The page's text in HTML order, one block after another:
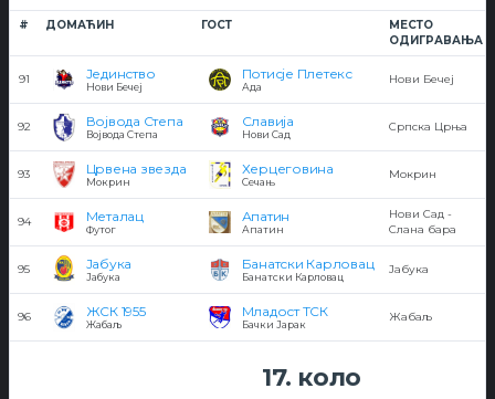
# ДОМАЋИН ГОСТ
МЕСТО
ОДИГРАВАЊА
91 Јединство
Нови Бечеј
Потисје Плетекс
Ада
Нови Бечеј
92 Војвода Степа
Војвода Степа
Славија
Нови Сад
Српска Црња
93 Црвена звезда
Мокрин
Херцеговина
Сечањ
Мокрин
94 Металац
Футог
Апатин
Апатин
Нови Сад -
Слана бара
95 Јабука
Јабука
Банатски Карловац
Банатски Карловац
Јабука
96 ЖСК 1955
Жабаљ
Младост ТСК
Бачки Јарак
Жабаљ
17. коло